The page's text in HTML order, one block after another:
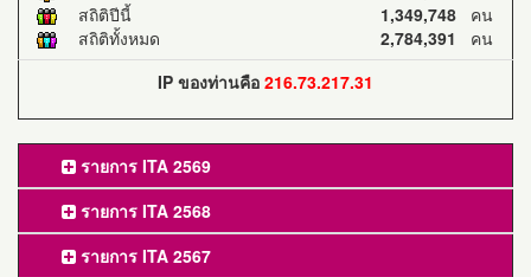
สถิติปีนี้
1,349,748 คน
สถิติทั้งหมด
2,784,391 คน
IP ของท่านคือ 216.73.217.31
รายการ ITA 2569
รายการ ITA 2568
รายการ ITA 2567